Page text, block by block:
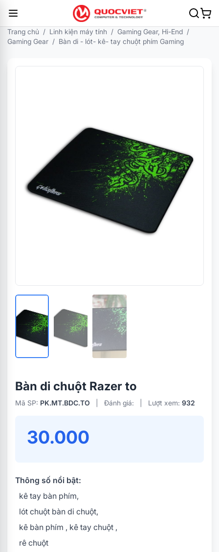
Trang chủ / Linh kiện máy tính / Gaming Gear, Hi-End /
Gaming Gear / Bàn di - lót- kê- tay chuột phím Gaming
Bàn di chuột Razer to
Mã SP: PK.MT.BDC.TO Đánh giá: Lượt xem: 932
30.000
Thông số nổi bật:
kê tay bàn phím,
lót chuột bàn di chuột,
kê bàn phím , kê tay chuột ,
rê chuột